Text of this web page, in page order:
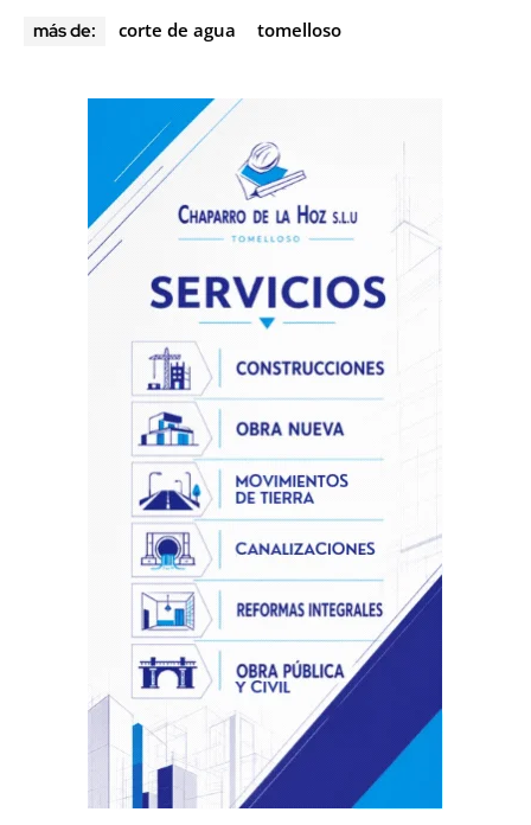
más de: corte de agua tomelloso